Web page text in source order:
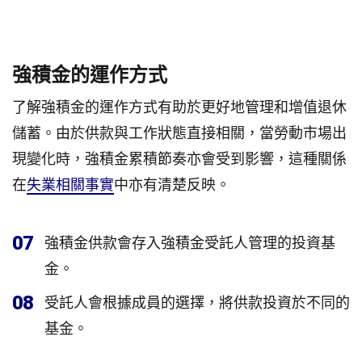
強積金的運作方式
了解強積金的運作方式有助於更好地管理和增值退休
儲蓄。由於供款與工作狀態直接相關，當勞動市場出
現變化時，強積金累積節奏亦會受到影響，這種關係
在失業相關事實中亦有清楚反映。
07
強積金供款會存入強積金受託人管理的投資基
金。
08
受託人會根據成員的選擇，將供款投資於不同的
基金。